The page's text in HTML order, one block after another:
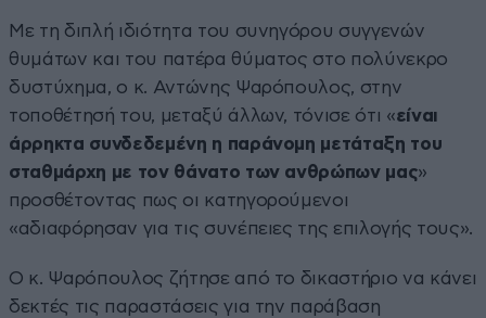
Με τη διπλή ιδιότητα του συνηγόρου συγγενών
θυμάτων και του πατέρα θύματος στο πολύνεκρο
δυστύχημα, ο κ. Αντώνης Ψαρόπουλος, στην
τοποθέτησή του, μεταξύ άλλων, τόνισε ότι «είναι
άρρηκτα συνδεδεμένη η παράνομη μετάταξη του
σταθμάρχη με τον θάνατο των ανθρώπων μας»
προσθέτοντας πως οι κατηγορούμενοι
«αδιαφόρησαν για τις συνέπειες της επιλογής τους».
Ο κ. Ψαρόπουλος ζήτησε από το δικαστήριο να κάνει
δεκτές τις παραστάσεις για την παράβαση